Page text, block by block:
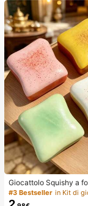
Giocattolo Squishy a
extra large, super
o antistress a forma di
#3 Bestseller